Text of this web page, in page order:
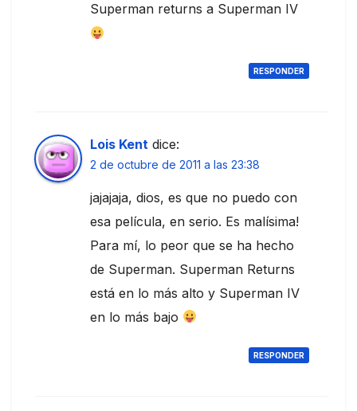
Superman returns a Superman IV
RESPONDER
Lois Kent dice:
2 de octubre de 2011 a las 23:38
jajajaja, dios, es que no puedo con
esa película, en serio. Es malísima!
Para mí, lo peor que se ha hecho
de Superman. Superman Returns
está en lo más alto y Superman IV
en lo más bajo
RESPONDER